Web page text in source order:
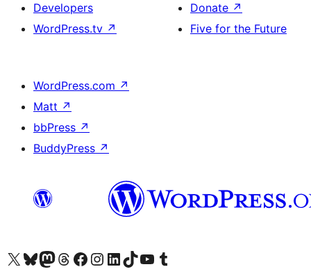
Developers
WordPress.tv ↗
Donate ↗
Five for the Future
WordPress.com ↗
Matt ↗
bbPress ↗
BuddyPress ↗
Visit our X (formerly Twitter) account
Visit our Bluesky account
Visit our Mastodon account
Visit our Threads account
Visit our Facebook page
Visit our Instagram account
Visit our LinkedIn account
Visit our TikTok account
Visit our YouTube channel
Visit our Tumblr account